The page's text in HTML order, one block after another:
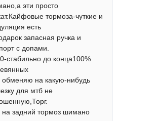
эти просто
тормоза-чуткие и
есть
запасная ручка и
с допами.
стабильно до конца100%
обменяю на какую-нибудь
для мтб не
на задний тормоз шимано